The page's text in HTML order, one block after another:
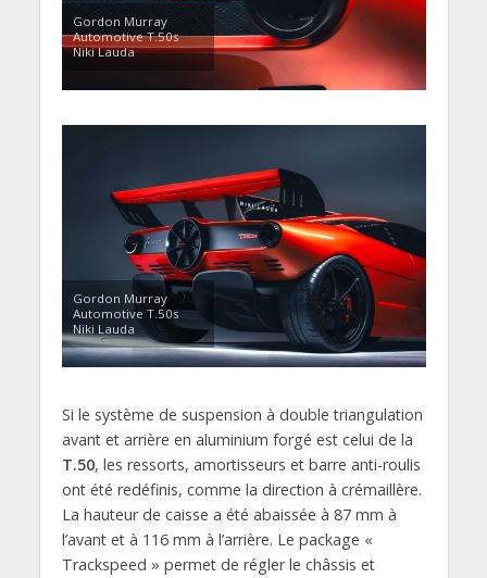
Gordon Murray
Automotive T.50s
Niki Lauda
Gordon Murray
Automotive T.50s
Niki Lauda
Si le système de suspension à double triangulation
avant et arrière en aluminium forgé est celui de la
T.50, les ressorts, amortisseurs et barre anti-roulis
ont été redéfinis, comme la direction à crémaillère.
La hauteur de caisse a été abaissée à 87 mm à
l’avant et à 116 mm à l’arrière. Le package «
Trackspeed » permet de régler le châssis et